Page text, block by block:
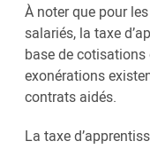
À noter que pour
salariés, la taxe
base de cotisations
exonérations
contrats aidés.
La taxe